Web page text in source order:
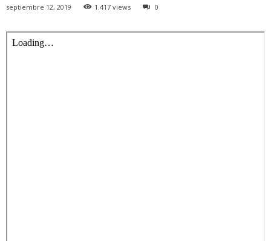
septiembre 12, 2019 1.417 views 0